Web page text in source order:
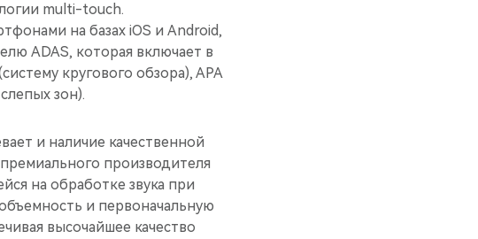
multi-touch.
на базах iOS и Android,
ADAS, которая включает в
кругового обзора), APA
зон).
и наличие качественной
производителя
на обработке звука при
и первоначальную
высочайшее качество